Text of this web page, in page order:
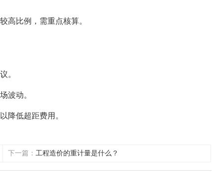
高比例，需重点核算。
。
波动。
降低超距费用。
下一篇： 工程造价的重计量是什么？